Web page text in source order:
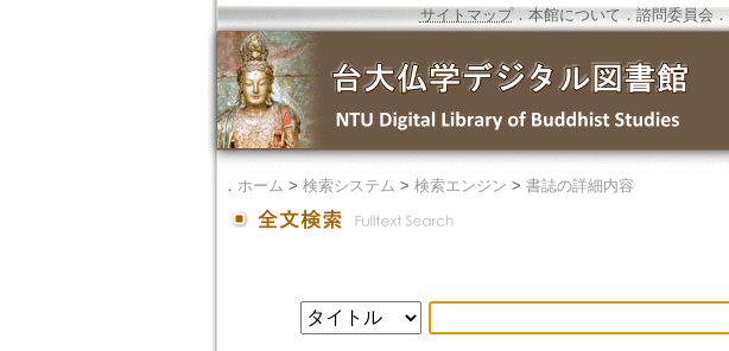
サイトマップ．本館について ． 諮問委員会．
． ホーム > 検索システム > 検索エンジン > 書誌の詳細内容